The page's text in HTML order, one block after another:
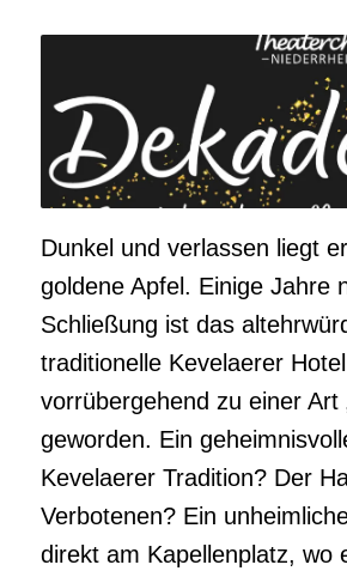
Dunkel und verlassen liegt
goldene Apfel. Einige Jahre
Schließung ist das
traditionelle Kevelaerer Hotel
vorrübergehend zu einer Art
geworden. Ein
Kevelaerer Tradition? Der
Verbotenen? Ein
direkt am Kapellenplatz, wo